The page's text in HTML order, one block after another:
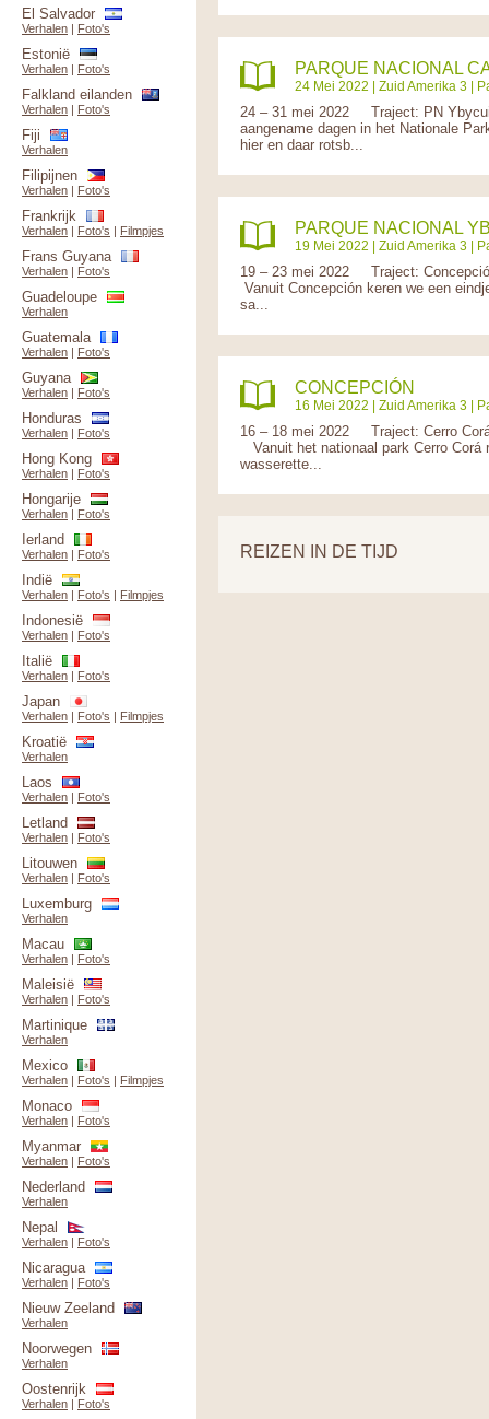
PARQUE NACIONAL
24 Mei 2022 | Zuid Amerika 3 |
24 – 31 mei 2022 Traject: PN
aangename dagen in het Nationale
hier en daar rotsb...
PARQUE NACIONAL
19 Mei 2022 | Zuid Amerika 3 |
19 – 23 mei 2022 Traject:
Vanuit Concepción keren we een
sa...
CONCEPCIÓN
16 Mei 2022 | Zuid Amerika 3 |
16 – 18 mei 2022 Traject: Cerro
Vanuit het nationaal park Cerro Corá
wasserette...
REIZEN IN DE TIJD
El Salvador
Verhalen | Foto's
Estonië
Verhalen | Foto's
Falkland eilanden
Verhalen | Foto's
Fiji
Verhalen
Filipijnen
Verhalen | Foto's
Frankrijk
Verhalen | Foto's | Filmpjes
Frans Guyana
Verhalen | Foto's
Guadeloupe
Verhalen
Guatemala
Verhalen | Foto's
Guyana
Verhalen | Foto's
Honduras
Verhalen | Foto's
Hong Kong
Verhalen | Foto's
Hongarije
Verhalen | Foto's
Ierland
Verhalen | Foto's
Indië
Verhalen | Foto's | Filmpjes
Indonesië
Verhalen | Foto's
Italië
Verhalen | Foto's
Japan
Verhalen | Foto's | Filmpjes
Kroatië
Verhalen
Laos
Verhalen | Foto's
Letland
Verhalen | Foto's
Litouwen
Verhalen | Foto's
Luxemburg
Verhalen
Macau
Verhalen | Foto's
Maleisië
Verhalen | Foto's
Martinique
Verhalen
Mexico
Verhalen | Foto's | Filmpjes
Monaco
Verhalen | Foto's
Myanmar
Verhalen | Foto's
Nederland
Verhalen
Nepal
Verhalen | Foto's
Nicaragua
Verhalen | Foto's
Nieuw Zeeland
Verhalen
Noorwegen
Verhalen
Oostenrijk
Verhalen | Foto's